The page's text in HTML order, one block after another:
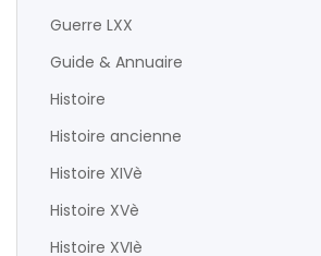
Guerre LXX
Guide & Annuaire
Histoire
Histoire ancienne
Histoire XIVè
Histoire XVè
Histoire XVIè